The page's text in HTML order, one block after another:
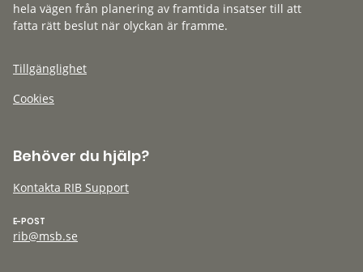
hela vägen från planering av framtida insatser till att
fatta rätt beslut när olyckan är framme.
Tillgänglighet
Cookies
Behöver du hjälp?
Kontakta RIB Support
E-POST
rib@msb.se